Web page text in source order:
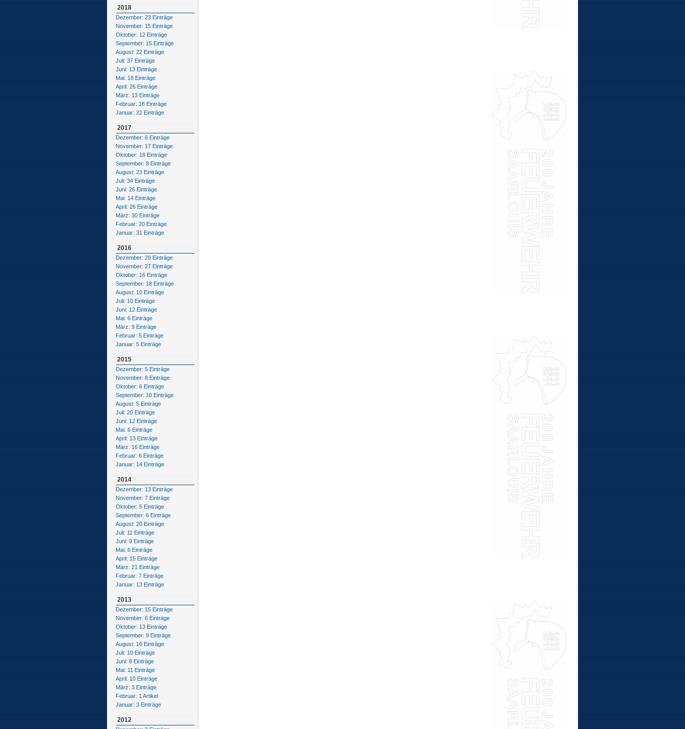
2018
Dezember: 23 Einträge
November: 15 Einträge
Oktober: 12 Einträge
September: 15 Einträge
August: 22 Einträge
Juli: 37 Einträge
Juni: 13 Einträge
Mai: 18 Einträge
April: 26 Einträge
März: 13 Einträge
Februar: 18 Einträge
Januar: 22 Einträge
2017
Dezember: 6 Einträge
November: 17 Einträge
Oktober: 18 Einträge
September: 8 Einträge
August: 23 Einträge
Juli: 34 Einträge
Juni: 26 Einträge
Mai: 14 Einträge
April: 26 Einträge
März: 30 Einträge
Februar: 20 Einträge
Januar: 31 Einträge
2016
Dezember: 29 Einträge
November: 27 Einträge
Oktober: 16 Einträge
September: 18 Einträge
August: 10 Einträge
Juli: 10 Einträge
Juni: 12 Einträge
Mai: 6 Einträge
März: 9 Einträge
Februar: 5 Einträge
Januar: 5 Einträge
2015
Dezember: 5 Einträge
November: 8 Einträge
Oktober: 6 Einträge
September: 10 Einträge
August: 5 Einträge
Juli: 20 Einträge
Juni: 12 Einträge
Mai: 6 Einträge
April: 13 Einträge
März: 16 Einträge
Februar: 6 Einträge
Januar: 14 Einträge
2014
Dezember: 13 Einträge
November: 7 Einträge
Oktober: 5 Einträge
September: 6 Einträge
August: 20 Einträge
Juli: 11 Einträge
Juni: 9 Einträge
Mai: 6 Einträge
April: 15 Einträge
März: 21 Einträge
Februar: 7 Einträge
Januar: 13 Einträge
2013
Dezember: 15 Einträge
November: 6 Einträge
Oktober: 13 Einträge
September: 9 Einträge
August: 16 Einträge
Juli: 10 Einträge
Juni: 8 Einträge
Mai: 11 Einträge
April: 10 Einträge
März: 3 Einträge
Februar: 1 Artikel
Januar: 3 Einträge
2012